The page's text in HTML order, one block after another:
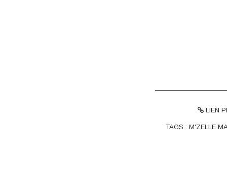
LIEN
TAGS : M'ZELLE